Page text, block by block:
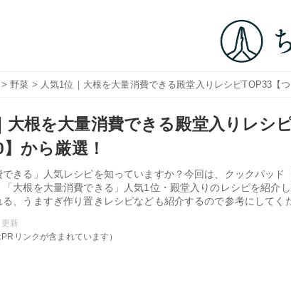
> 野菜 > 人気1位｜大根を大量消費できる殿堂入りレシピTOP33【つ
大根を大量消費できる殿堂入りレシ
から厳選！
できる」人気レシピを知っていますか？今回は、クックパッド
大根を大量消費できる」人気1位・殿堂入りのレシピを紹介
、うますぎ作り置きレシピなども紹介するので参考にしてく
新
PRリンクが含まれています）